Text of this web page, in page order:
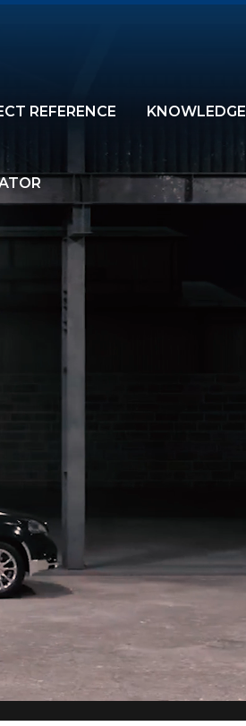
REFERENCE KNOWLEDGE